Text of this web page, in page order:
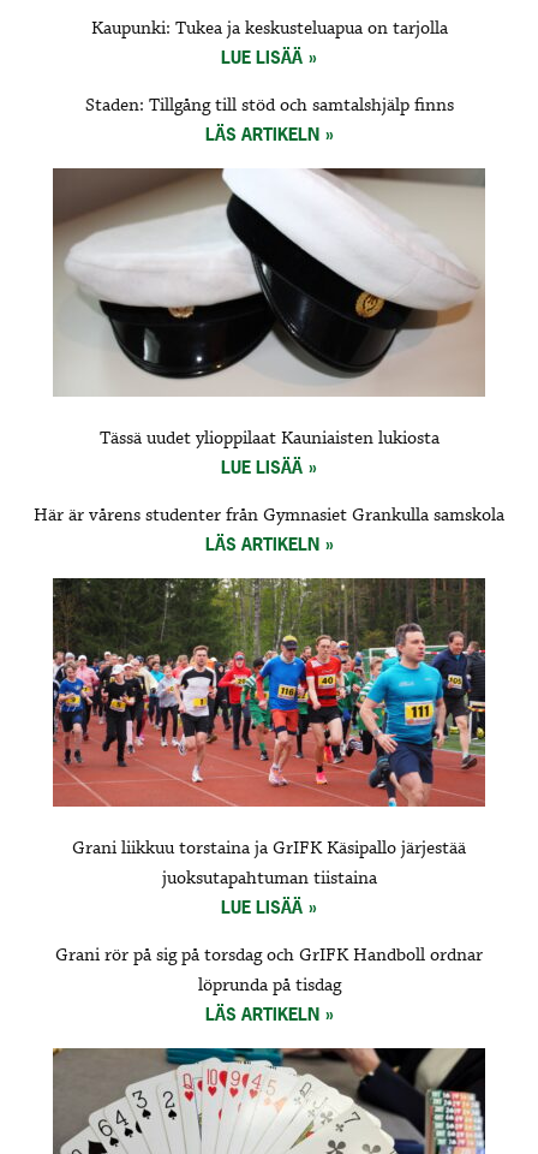
Kaupunki: Tukea ja keskusteluapua on tarjolla
LUE LISÄÄ
Staden: Tillgång till stöd och samtalshjälp finns
LÄS ARTIKELN
Tässä uudet ylioppilaat Kauniaisten lukiosta
LUE LISÄÄ
Här är vårens studenter från Gymnasiet Grankulla samskola
LÄS ARTIKELN
Grani liikkuu torstaina ja GrIFK Käsipallo järjestää
juoksutapahtuman tiistaina
LUE LISÄÄ
Grani rör på sig på torsdag och GrIFK Handboll ordnar
löprunda på tisdag
LÄS ARTIKELN